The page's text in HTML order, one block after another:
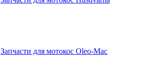
Запчасти для мотокос Oleo-Mac